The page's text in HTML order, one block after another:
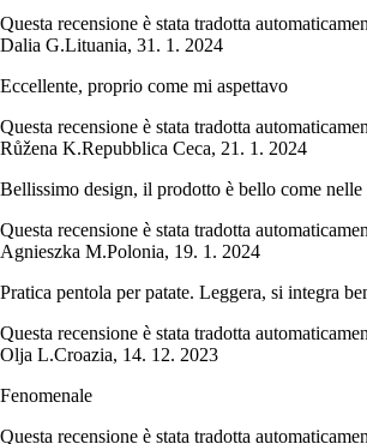
Questa recensione è stata tradotta
Dalia G.Lituania, 31. 1. 2024
Eccellente, proprio come mi aspettavo
Questa recensione è stata tradotta
Růžena K.Repubblica Ceca, 21. 1. 2024
Bellissimo design, il prodotto è bello come
Questa recensione è stata tradotta
Agnieszka M.Polonia, 19. 1. 2024
Pratica pentola per patate. Leggera, si integra
Questa recensione è stata tradotta
Olja L.Croazia, 14. 12. 2023
Fenomenale
Questa recensione è stata tradotta